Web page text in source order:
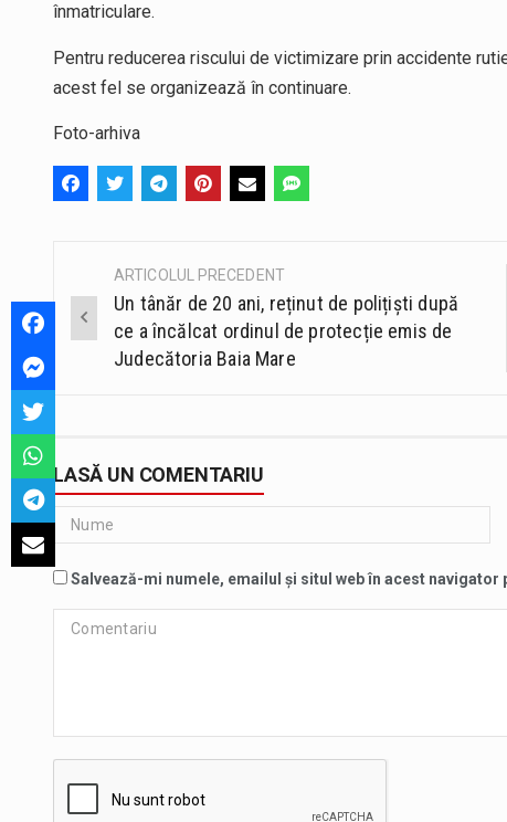
înmatriculare.
Pentru reducerea riscului de victimizare prin accidente
acest fel se organizează în continuare.
Foto-arhiva
Post
navigation
ARTICOLUL PRECEDENT
Un tânăr de 20 ani, reținut de polițiști după
ce a încălcat ordinul de protecție emis de
Judecătoria Baia Mare
LASĂ UN COMENTARIU
Salvează-mi numele, emailul și situl web în acest